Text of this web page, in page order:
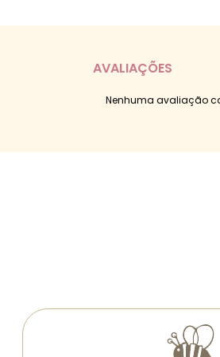
AVALIAÇÕES
Nenhuma avaliação